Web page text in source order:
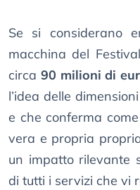
Se si considerano
macchina del
circa 90 milioni di
l’idea delle
e che conferma
vera e propria
un impatto rilevante
di tutti i servizi che vi